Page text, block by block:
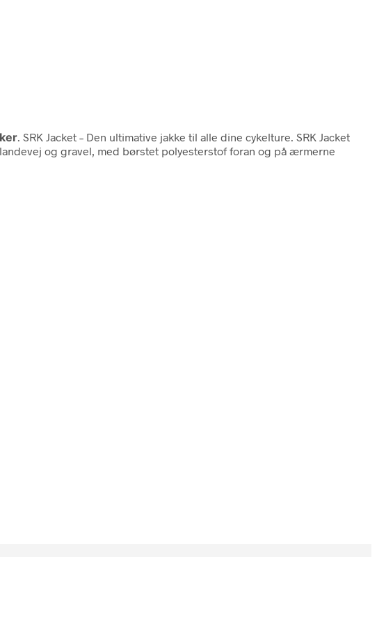
. SRK Jacket – Den ultimative jakke til alle dine cykelture. SRK Jacket
og gravel, med børstet polyesterstof foran og på ærmerne